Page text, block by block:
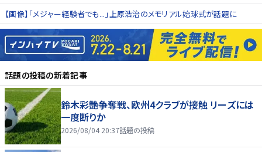
【画像】「メジャー経験者でも...」上原浩治のメモリアル始球式が話題に
話題の投稿の新着記事
鈴木彩艶争奪戦、欧州4クラブが接触 リーズには
一度断りか
2026/08/04 20:37話題の投稿